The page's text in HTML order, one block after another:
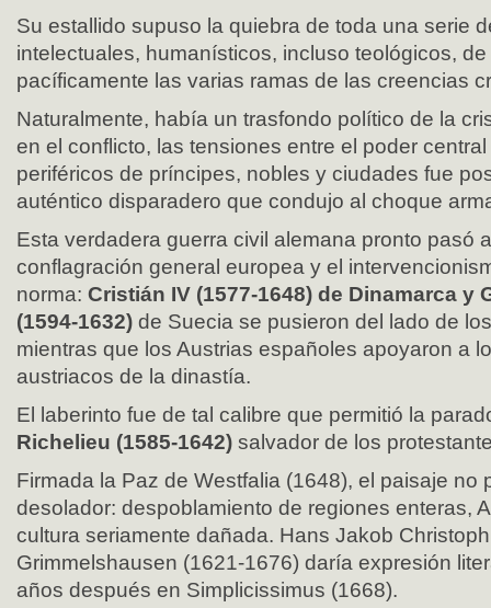
Su estallido supuso la quiebra de toda una serie
intelectuales, humanísticos, incluso teológicos,
pacíficamente las varias ramas de las creencias
Naturalmente, había un trasfondo político de la
en el conflicto, las tensiones entre el poder
periféricos de príncipes, nobles y ciudades fue
auténtico disparadero que condujo al choque
Esta verdadera guerra civil alemana pronto pasó
conflagración general europea y el
norma: Cristián IV (1577-1648) de Dinamarca y
(1594-1632) de Suecia se pusieron del lado de
mientras que los Austrias españoles apoyaron a
austriacos de la dinastía.
El laberinto fue de tal calibre que permitió la
Richelieu (1585-1642) salvador de los
Firmada la Paz de Westfalia (1648), el paisaje no
desolador: despoblamiento de regiones enteras,
cultura seriamente dañada. Hans Jakob
Grimmelshausen (1621-1676) daría expresión
años después en Simplicissimus (1668).